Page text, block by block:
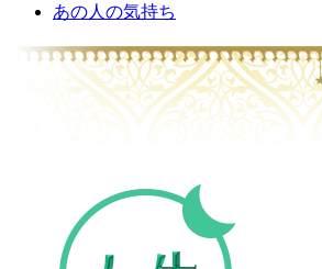
あの人の気持ち